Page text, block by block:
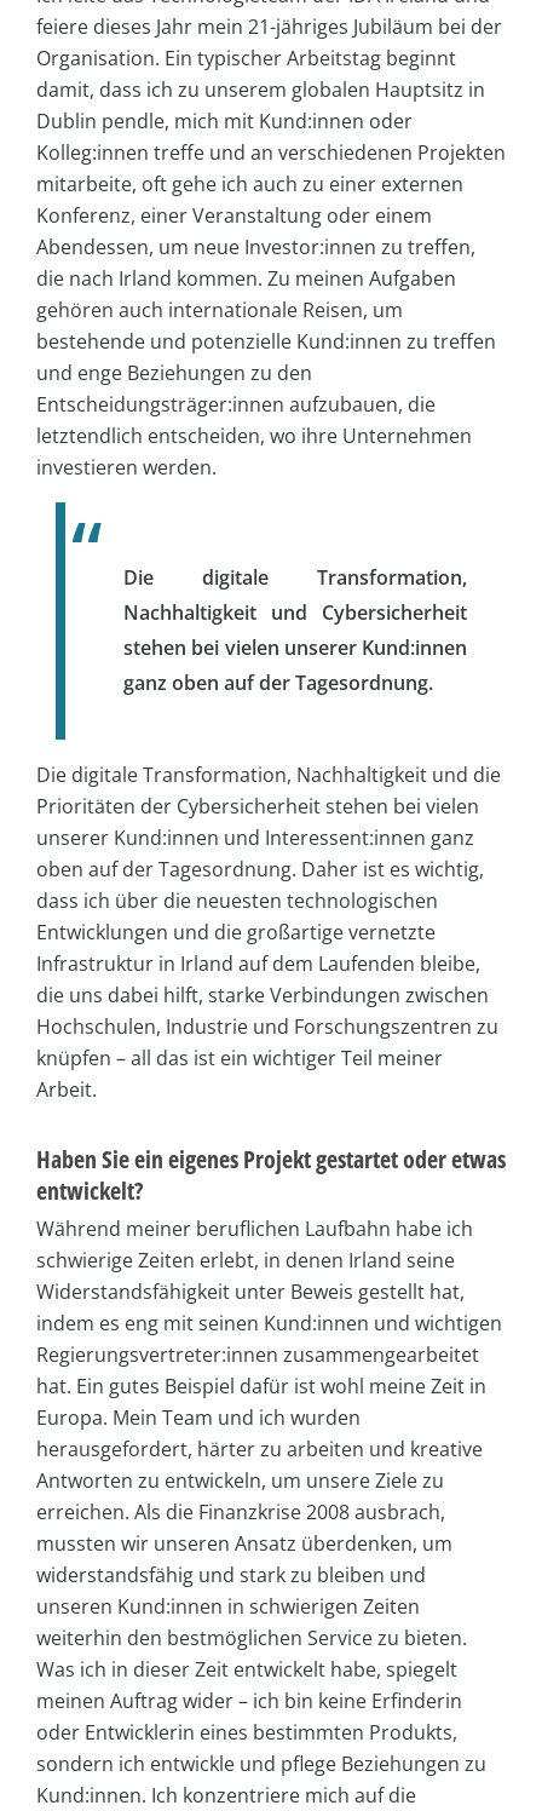
feiere dieses Jahr mein 21-jähriges Jubiläum bei der
Organisation. Ein typischer Arbeitstag beginnt
damit, dass ich zu unserem globalen Hauptsitz in
Dublin pendle, mich mit Kund:innen oder
Kolleg:innen treffe und an verschiedenen Projekten
mitarbeite, oft gehe ich auch zu einer externen
Konferenz, einer Veranstaltung oder einem
Abendessen, um neue Investor:innen zu treffen,
die nach Irland kommen. Zu meinen Aufgaben
gehören auch internationale Reisen, um
bestehende und potenzielle Kund:innen zu treffen
und enge Beziehungen zu den
Entscheidungsträger:innen aufzubauen, die
letztendlich entscheiden, wo ihre Unternehmen
investieren werden.
Die digitale Transformation,
Nachhaltigkeit und Cybersicherheit
stehen bei vielen unserer Kund:innen
ganz oben auf der Tagesordnung.
Die digitale Transformation, Nachhaltigkeit und die
Prioritäten der Cybersicherheit stehen bei vielen
unserer Kund:innen und Interessent:innen ganz
oben auf der Tagesordnung. Daher ist es wichtig,
dass ich über die neuesten technologischen
Entwicklungen und die großartige vernetzte
Infrastruktur in Irland auf dem Laufenden bleibe,
die uns dabei hilft, starke Verbindungen zwischen
Hochschulen, Industrie und Forschungszentren zu
knüpfen – all das ist ein wichtiger Teil meiner
Arbeit.
Haben Sie ein eigenes Projekt gestartet oder etwas
entwickelt?
Während meiner beruflichen Laufbahn habe ich
schwierige Zeiten erlebt, in denen Irland seine
Widerstandsfähigkeit unter Beweis gestellt hat,
indem es eng mit seinen Kund:innen und wichtigen
Regierungsvertreter:innen zusammengearbeitet
hat. Ein gutes Beispiel dafür ist wohl meine Zeit in
Europa. Mein Team und ich wurden
herausgefordert, härter zu arbeiten und kreative
Antworten zu entwickeln, um unsere Ziele zu
erreichen. Als die Finanzkrise 2008 ausbrach,
mussten wir unseren Ansatz überdenken, um
widerstandsfähig und stark zu bleiben und
unseren Kund:innen in schwierigen Zeiten
weiterhin den bestmöglichen Service zu bieten.
Was ich in dieser Zeit entwickelt habe, spiegelt
meinen Auftrag wider – ich bin keine Erfinderin
oder Entwicklerin eines bestimmten Produkts,
sondern ich entwickle und pflege Beziehungen zu
Kund:innen. Ich konzentriere mich auf die